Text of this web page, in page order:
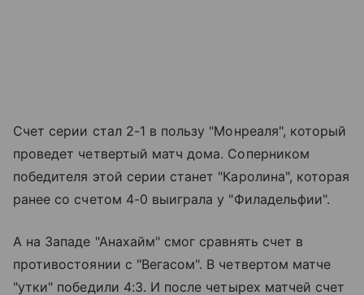
Счет серии стал 2-1 в пользу "Монреаля", который
проведет четвертый матч дома. Соперником
победителя этой серии станет "Каролина", которая
ранее со счетом 4-0 выиграла у "Филадельфии".
А на Западе "Анахайм" смог сравнять счет в
противостоянии с "Вегасом". В четвертом матче
"утки" победили 4:3. И после четырех матчей счет